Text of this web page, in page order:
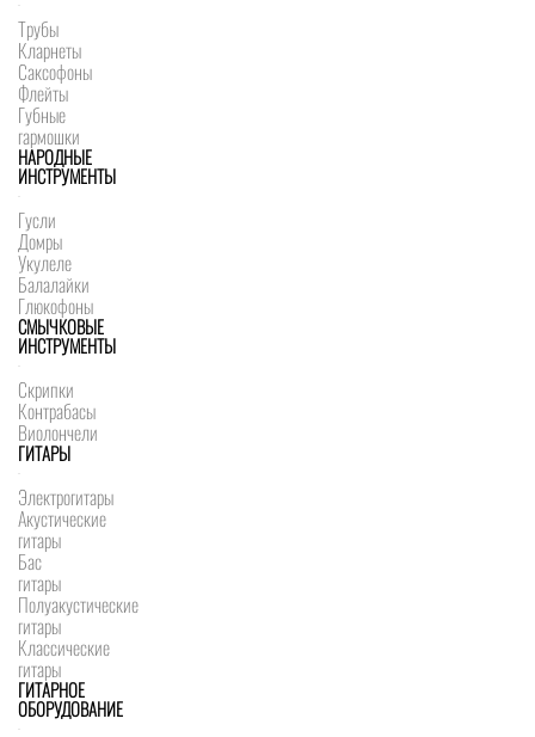
Трубы
Кларнеты
Саксофоны
Флейты
Губные
гармошки
НАРОДНЫЕ
ИНСТРУМЕНТЫ
Гусли
Домры
Укулеле
Балалайки
Глюкофоны
СМЫЧКОВЫЕ
ИНСТРУМЕНТЫ
Скрипки
Контрабасы
Виолончели
ГИТАРЫ
Электрогитары
Акустические
гитары
Бас
гитары
Полуакустические
гитары
Классические
гитары
ГИТАРНОЕ
ОБОРУДОВАНИЕ